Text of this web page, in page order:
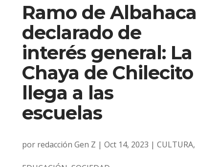
Ramo de Albahaca
declarado de
interés general: La
Chaya de Chilecito
llega a las
escuelas
por redacción Gen Z | Oct 14, 2023 | CULTURA,